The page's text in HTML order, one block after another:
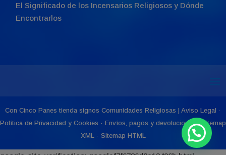
El Significado de los Incensarios Religiosos y Dónde
Encontrarlos
Con Cinco Panes tienda signos Comunidades Religiosas | Aviso Legal ·
Política de Privacidad y Cookies · Envíos, pagos y devoluciones|Sitemap
XML· Sitemap HTML